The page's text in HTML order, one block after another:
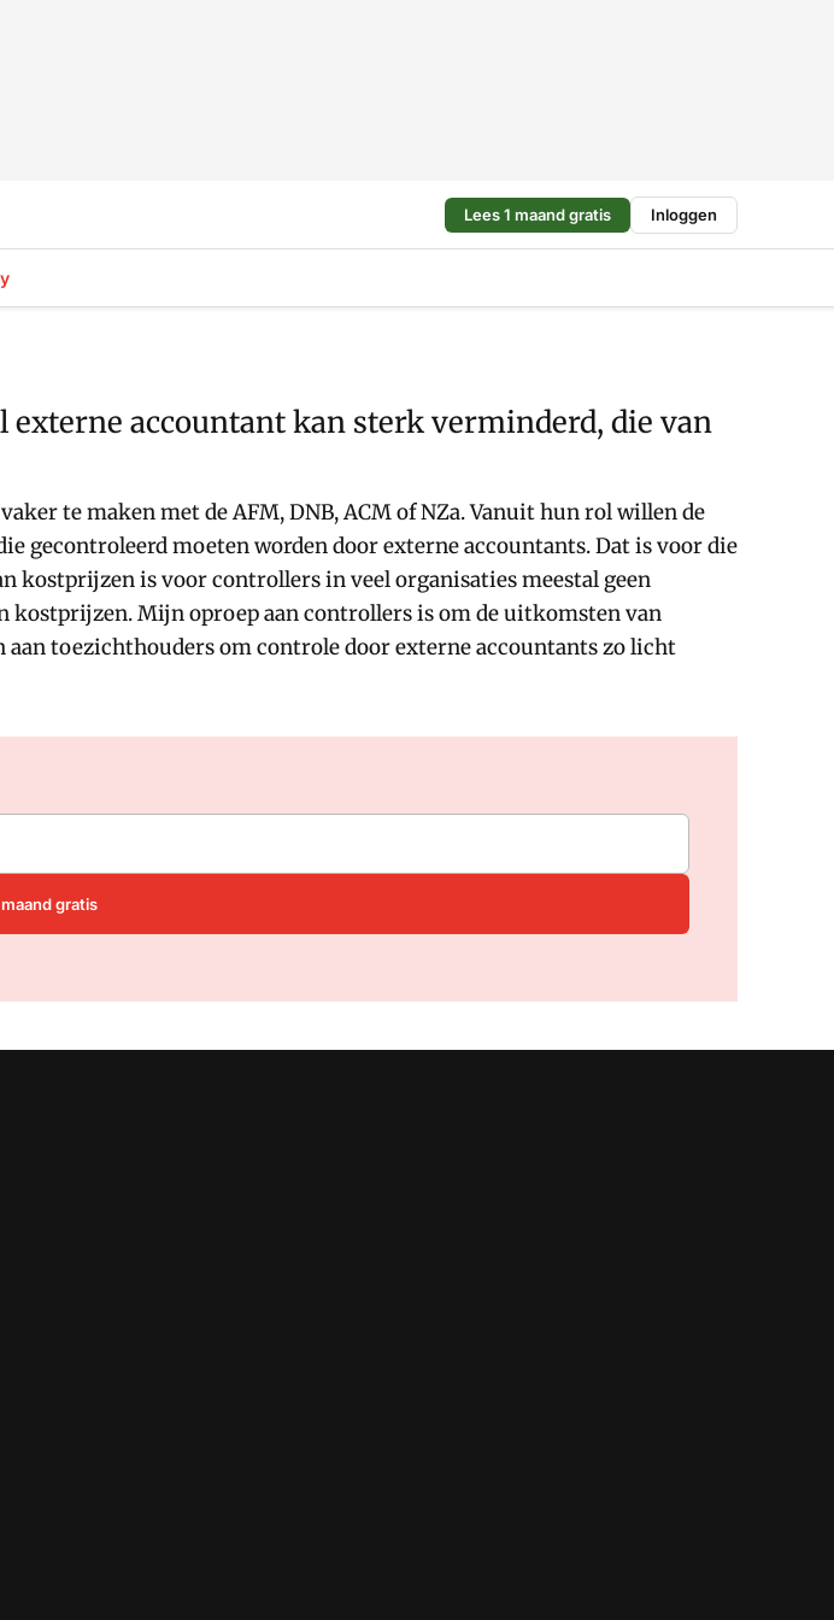
Lees 1 maand gratis Inloggen
accountant kan sterk verminderd, die van
te maken met de AFM, DNB, ACM of NZa. Vanuit hun rol willen de
gecontroleerd moeten worden door externe accountants. Dat is voor die
kostprijzen is voor controllers in veel organisaties meestal geen
Mijn oproep aan controllers is om de uitkomsten van
toezichthouders om controle door externe accountants zo licht
maand gratis